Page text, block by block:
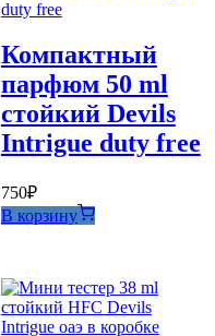
Компактный
парфюм 50 ml
стойкий Devils
Intrigue duty free
750₽
В корзину